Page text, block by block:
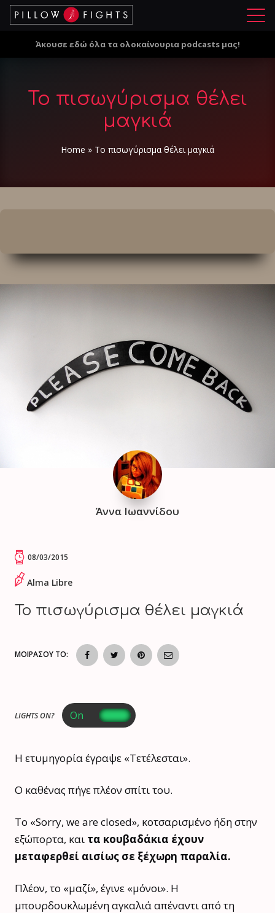
Μ
ο
Άκουσε εδώ όλα τα ολοκαίνουρια podcasts μας!
Το πισωγύρισμα θέλει
μαγκιά
Home » Το πισωγύρισμα θέλει μαγκιά
Άννα Ιωαννίδου
08/03/2015
Alma Libre
Το πισωγύρισμα θέλει μαγκιά
ΜΟΙΡΑΣΟΥ ΤΟ:
LIGHTS ON?
Η ετυμηγορία έγραψε «Τετέλεσται».
Ο καθένας πήγε πλέον σπίτι του.
Το «Sorry, we are closed», κοτσαρισμένο ήδη στην
εξώπορτα, και τα κουβαδάκια έχουν
μεταφερθεί αισίως σε ξέχωρη παραλία.
Πλέον, το «μαζί», έγινε «μόνοι». Η
μπουρδουκλωμένη αγκαλιά απέναντι από τη